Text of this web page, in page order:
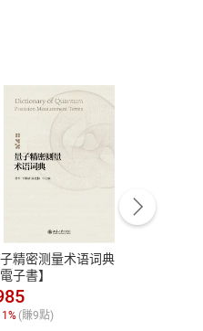
12:00、
例假日休息)
精密测量术语词典
電子書】
1% (賺9點)